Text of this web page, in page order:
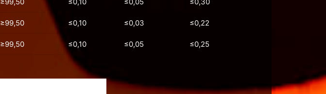
≥99,50 ≤0,10 ≤0,03 ≤0,22
≥99,50 ≤0,10 ≤0,05 ≤0,25